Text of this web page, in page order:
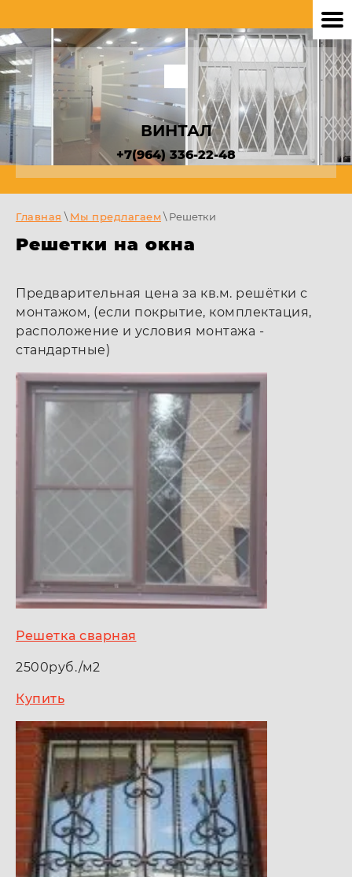
ВИНТАЛ
+7(964) 336-22-48
Главная \Мы предлагаем\ Решетки
Решетки на окна
Предварительная цена за кв.м. решётки с
монтажом, (если покрытие, комплектация,
расположение и условия монтажа -
стандартные)
Решетка сварная
2500руб./м2
Купить